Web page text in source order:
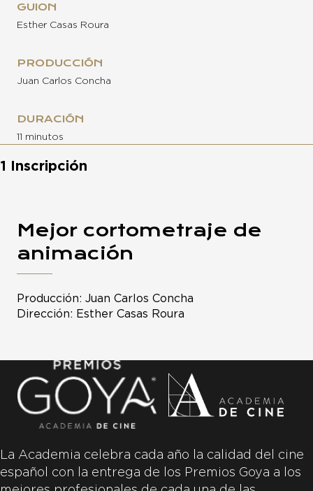
GUION
Esther Casas Roura
PRODUCCIÓN
Juan Carlos Concha
DURACIÓN
11 minutos
1 Inscripción
Mejor cortometraje de
animación
Producción: Juan Carlos Concha
Dirección: Esther Casas Roura
La Academia celebra cada año la calidad del cine
español con la entrega de los Premios Goya a los